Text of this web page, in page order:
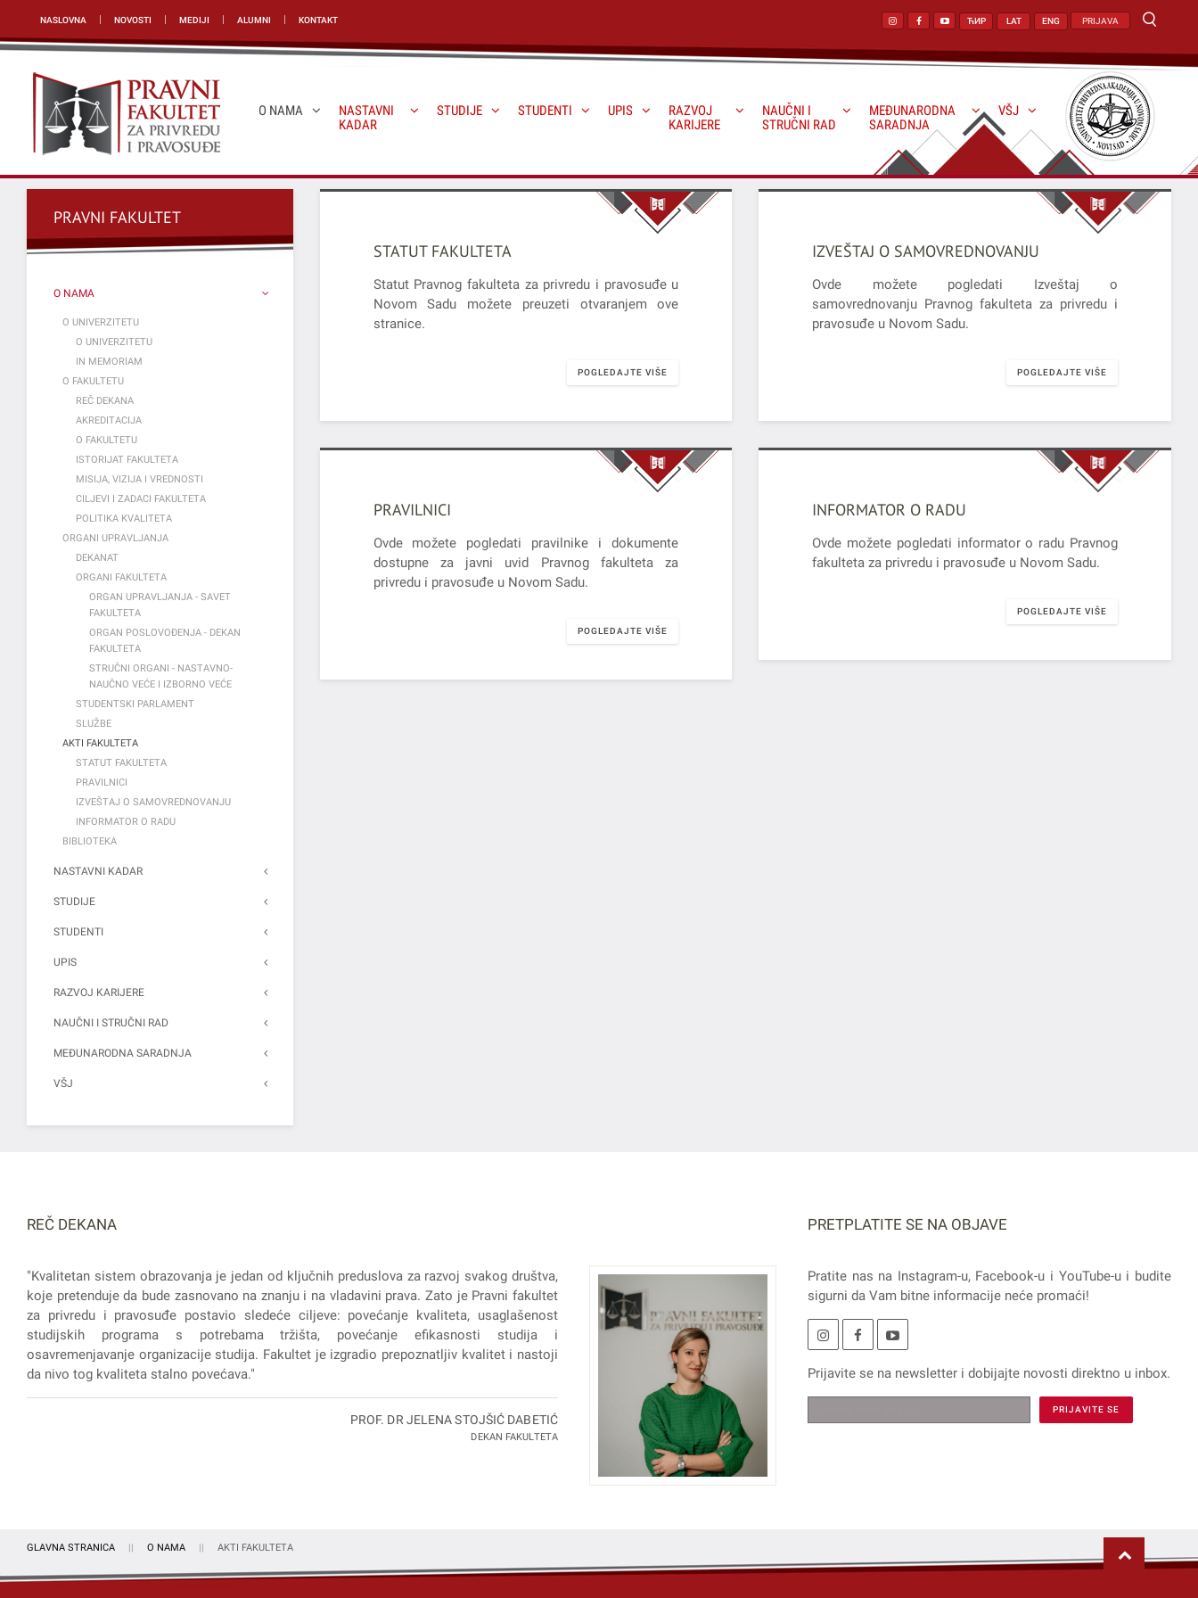
NASLOVNA NOVOSTI MEDIJI ALUMNI KONTAKT PRIJAVA
ЋИР LAT ENG
O NAMA
NASTAVNI
KADAR
STUDIJE STUDENTI UPIS
RAZVOJ
KARIJERE
NAUČNI I
STRUČNI RAD
MEĐUNARODNA
SARADNJA
VŠJ
STATUT FAKULTETA
Statut Pravnog fakulteta za privredu i pravosuđe u
Novom Sadu možete preuzeti otvaranjem ove
stranice.
POGLEDAJTE VIŠE
PRAVILNICI
Ovde možete pogledati pravilnike i dokumente
dostupne za javni uvid Pravnog fakulteta za
privredu i pravosuđe u Novom Sadu.
POGLEDAJTE VIŠE
IZVEŠTAJ O SAMOVREDNOVANJU
Ovde možete pogledati Izveštaj o
samovrednovanju Pravnog fakulteta za privredu i
pravosuđe u Novom Sadu.
POGLEDAJTE VIŠE
INFORMATOR O RADU
Ovde možete pogledati informator o radu Pravnog
fakulteta za privredu i pravosuđe u Novom Sadu.
POGLEDAJTE VIŠE
PRAVNI FAKULTET
O NAMA
O UNIVERZITETU
O UNIVERZITETU
IN MEMORIAM
O FAKULTETU
REČ DEKANA
AKREDITACIJA
O FAKULTETU
ISTORIJAT FAKULTETA
MISIJA, VIZIJA I VREDNOSTI
CILJEVI I ZADACI FAKULTETA
POLITIKA KVALITETA
ORGANI UPRAVLJANJA
DEKANAT
ORGANI FAKULTETA
ORGAN UPRAVLJANJA - SAVET
FAKULTETA
ORGAN POSLOVOĐENJA - DEKAN
FAKULTETA
STRUČNI ORGANI - NASTAVNO-
NAUČNO VEĆE I IZBORNO VEĆE
STUDENTSKI PARLAMENT
SLUŽBE
AKTI FAKULTETA
STATUT FAKULTETA
PRAVILNICI
IZVEŠTAJ O SAMOVREDNOVANJU
INFORMATOR O RADU
BIBLIOTEKA
NASTAVNI KADAR
STUDIJE
STUDENTI
UPIS
RAZVOJ KARIJERE
NAUČNI I STRUČNI RAD
MEĐUNARODNA SARADNJA
VŠJ
REČ DEKANA
"Kvalitetan sistem obrazovanja je jedan od ključnih preduslova za razvoj svakog društva,
koje pretenduje da bude zasnovano na znanju i na vladavini prava. Zato je Pravni fakultet
za privredu i pravosuđe postavio sledeće ciljeve: povećanje kvaliteta, usaglašenost
studijskih programa s potrebama tržišta, povećanje efikasnosti studija i
osavremenjavanje organizacije studija. Fakultet je izgradio prepoznatljiv kvalitet i nastoji
da nivo tog kvaliteta stalno povećava."
PROF. DR JELENA STOJŠIĆ DABETIĆ
DEKAN FAKULTETA
PRETPLATITE SE NA OBJAVE
Pratite nas na Instagram-u, Facebook-u i YouTube-u i budite
sigurni da Vam bitne informacije neće promaći!
Prijavite se na newsletteri dobijajte novosti direktno u inbox.
GLAVNA STRANICA O NAMA AKTI FAKULTETA